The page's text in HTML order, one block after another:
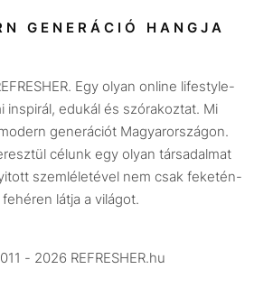
Társadalom
Utazás
Életmód
Design
Beszélgetések
Videó
GENERÁCIÓ HANGJA
Egy olyan online lifestyle-
inspirál, edukál és szórakoztat. Mi
generációt Magyarországon.
célunk egy olyan társadalmat
szemléletével nem csak feketén-
fehéren látja a világot.
- 2026 REFRESHER.hu